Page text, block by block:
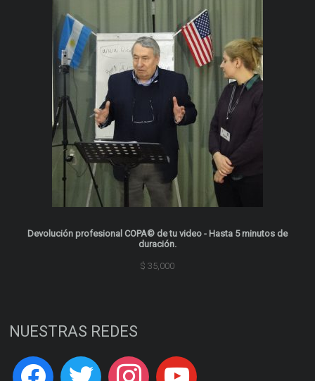
$ 175,000.$ 125,000.
Devolución profesional COPA© de tu video - Hasta 5 minutos de
duración.
$ 35,000
NUESTRAS REDES